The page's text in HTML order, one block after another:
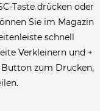
Taste drücken oder
Sie im Magazin
schnell
Verkleinern und +
Button zum Drucken,